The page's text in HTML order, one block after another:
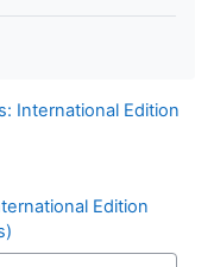
International Edition
Edition